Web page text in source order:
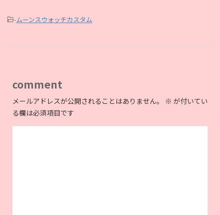
-ムーンスウォッチカスタム
comment
メールアドレスが公開されることはありません。 ※ が付いてい
る欄は必須項目です